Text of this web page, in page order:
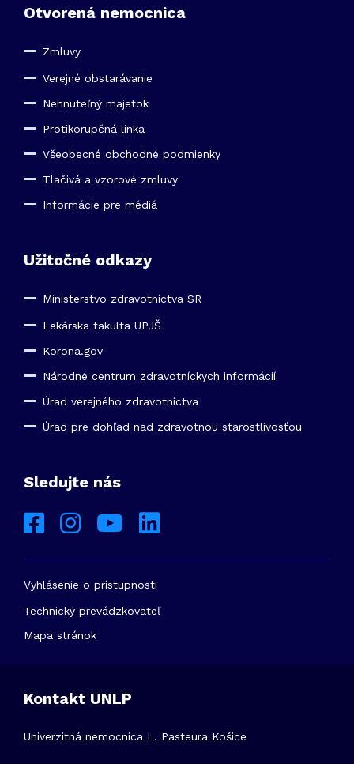
Otvorená nemocnica
Zmluvy
Verejné obstarávanie
Nehnuteľný majetok
Protikorupčná linka
Všeobecné obchodné podmienky
Tlačivá a vzorové zmluvy
Informácie pre médiá
Užitočné odkazy
Ministerstvo zdravotníctva SR
Lekárska fakulta UPJŠ
Korona.gov
Národné centrum zdravotníckych informácií
Úrad verejného zdravotníctva
Úrad pre dohľad nad zdravotnou starostlivosťou
Sledujte nás
Vyhlásenie o prístupnosti
Technický prevádzkovateľ
Mapa stránok
Kontakt UNLP
Univerzitná nemocnica L. Pasteura Košice